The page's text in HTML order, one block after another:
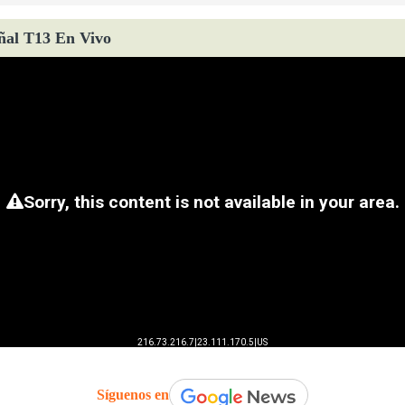
T13 En Vivo
Síguenos en